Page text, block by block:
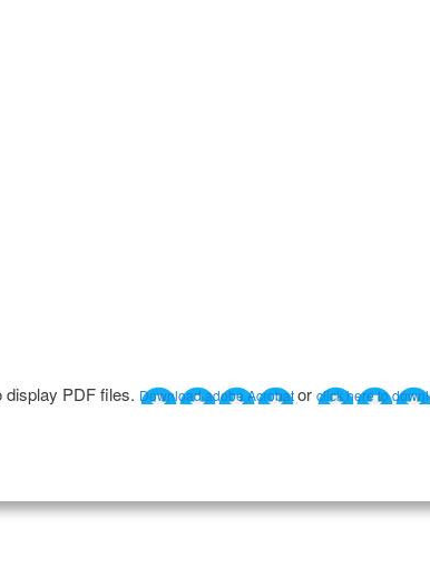
display PDF files. Download adobe Acrobator click here to